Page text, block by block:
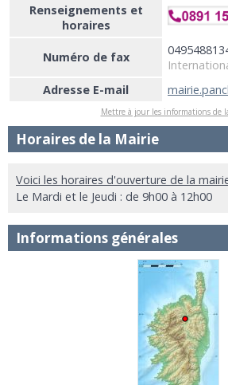
Renseignements et
horaires
Numéro de fax
Adresse E-mail
Mettre à jour les informations de
Horaires de la Mairie
Voici les horaires d'ouverture de la
Le Mardi et le Jeudi : de 9h00 à 12h00
Informations générales